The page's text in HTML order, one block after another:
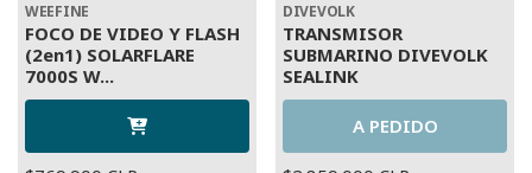
WEEFINE
FOCO DE VIDEO Y FLASH
(2en1) SOLARFLARE
7000S W...
DIVEVOLK
TRANSMISOR
SUBMARINO DIVEVOLK
SEALINK
A PEDIDO